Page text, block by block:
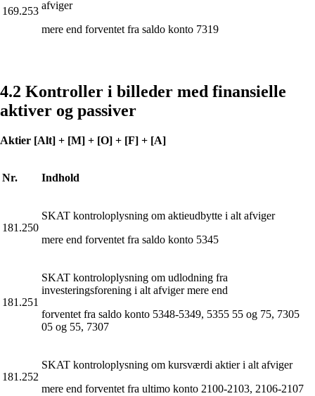
169.253 afviger
mere end forventet fra saldo konto 7319
4.2 Kontroller i billeder med finansielle
aktiver og passiver
Aktier [Alt] + [M] + [O] + [F] + [A]
Nr. Indhold
181.250
SKAT kontroloplysning om aktieudbytte i alt afviger
mere end forventet fra saldo konto 5345
181.251
SKAT kontroloplysning om udlodning fra
investeringsforening i alt afviger mere end
forventet fra saldo konto 5348-5349, 5355 55 og 75, 7305
05 og 55, 7307
181.252
SKAT kontroloplysning om kursværdi aktier i alt afviger
mere end forventet fra ultimo konto 2100-2103, 2106-2107